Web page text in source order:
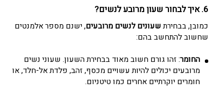
6. איך לבחור שעון מרובע לנשים?
כמובן, בבחירתשעונים לנשים מרובעים, ישנם מספר אלמנטים
שחשוב להתחשב בהם:
החומר: זהו גורם חשוב מאוד בבחירת השעון. שעוני נשים
מרובעים יכולים להיות עשויים מכסף, זהב, פלדת אל-חלד, או
חומרים יוקרתיים אחרים כמו טיטניום.